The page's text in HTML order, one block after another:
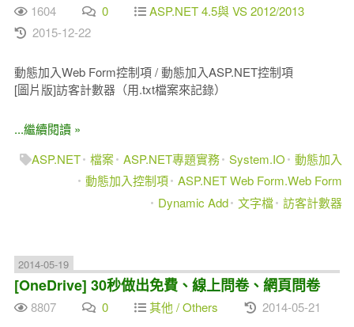
1604 0
ASP.NET 4.5與 VS 2012/2013
2015-12-22
動態加入Web Form控制項 / 動態加入ASP.NET控制項
[圖片版]訪客計數器（用.txt檔案來記錄）
...繼續閱讀 »
ASP.NET 檔案 ASP.NET專題實務 System.IO
動態加入
動態加入控制項 ASP.NET Web Form.Web Form
Dynamic Add 文字檔 訪客計數器
2014-05-19
[OneDrive] 30秒做出免費、線上問卷、網頁問卷
8807 0 其他 / Others 2014-05-21